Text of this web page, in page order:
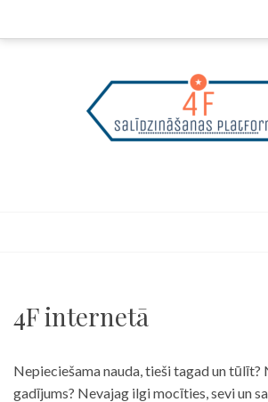
4F internetā
Nepieciešama nauda, tieši tagad un tūlīt?
gadījums? Nevajag ilgi mocīties, sevi un